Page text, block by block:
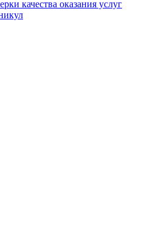
качества оказания услуг